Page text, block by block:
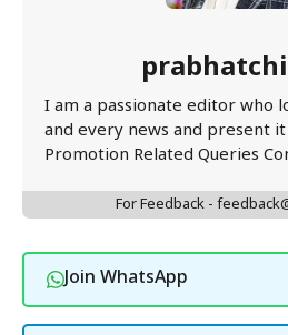
I am a passionate editor who
and every news and present
Promotion Related Queries
For Feedback -
Join WhatsApp